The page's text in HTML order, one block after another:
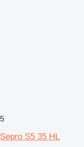
5
Sepro S5 35 HL